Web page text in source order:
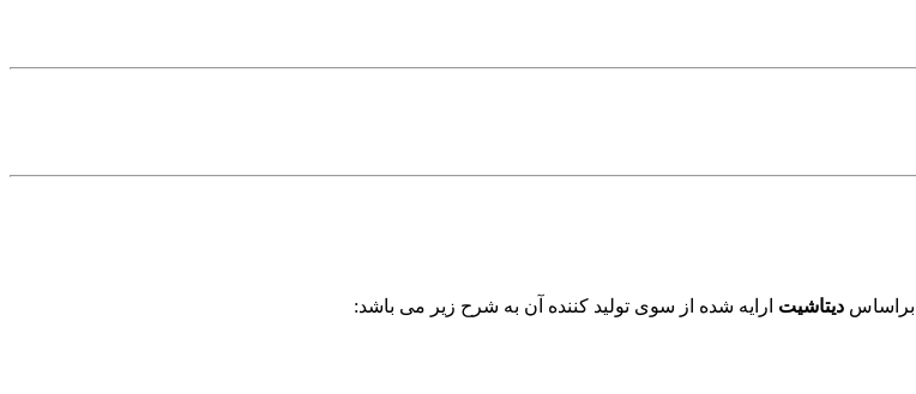
دیتاشیت ارایه شده از سوی تولید کننده آن به شرح زیر می باشد: